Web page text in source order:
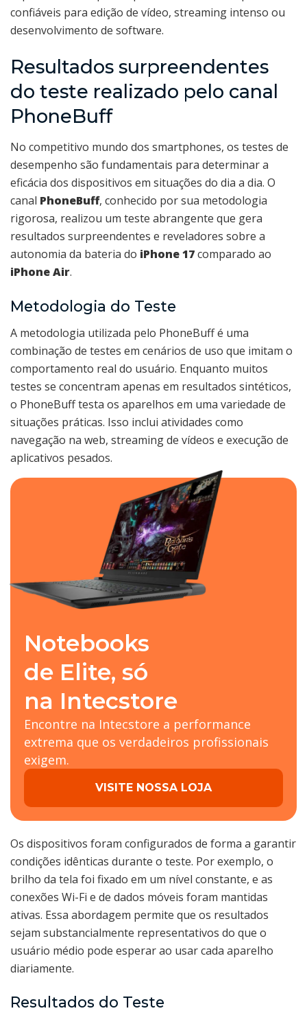
confiáveis para edição de vídeo, streaming intenso ou
desenvolvimento de software.
Resultados surpreendentes
do teste realizado pelo canal
PhoneBuff
No competitivo mundo dos smartphones, os testes de
desempenho são fundamentais para determinar a
eficácia dos dispositivos em situações do dia a dia. O
canal PhoneBuff, conhecido por sua metodologia
rigorosa, realizou um teste abrangente que gera
resultados surpreendentes e reveladores sobre a
autonomia da bateria do iPhone 17comparado ao
iPhone Air.
Metodologia do Teste
A metodologia utilizada pelo PhoneBuff é uma
combinação de testes em cenários de uso que imitam o
comportamento real do usuário. Enquanto muitos
testes se concentram apenas em resultados sintéticos,
o PhoneBuff testa os aparelhos em uma variedade de
situações práticas. Isso inclui atividades como
navegação na web, streaming de vídeos e execução de
aplicativos pesados.
Notebooks
de Elite, só
na Intecstore
Encontre na Intecstore a performance
extrema que os verdadeiros profissionais
exigem.
VISITE NOSSA LOJA
Os dispositivos foram configurados de forma a garantir
condições idênticas durante o teste. Por exemplo, o
brilho da tela foi fixado em um nível constante, e as
conexões Wi-Fi e de dados móveis foram mantidas
ativas. Essa abordagem permite que os resultados
sejam substancialmente representativos do que o
usuário médio pode esperar ao usar cada aparelho
diariamente.
Resultados do Teste